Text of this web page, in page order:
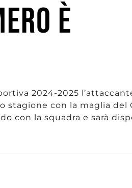
È
2024-2025
stagione con la maglia del
con la squadra e sarà